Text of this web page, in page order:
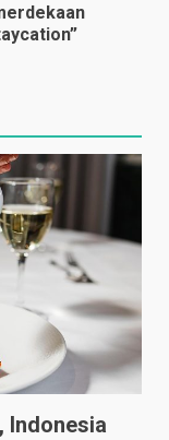
Indonesia